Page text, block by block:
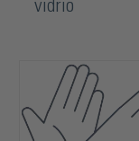
vidrio